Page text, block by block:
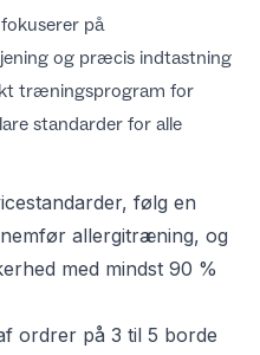
på
og præcis indtastning
træningsprogram for
standarder for alle
følg en
allergitræning, og
med mindst 90 %
ordrer på 3 til 5 borde